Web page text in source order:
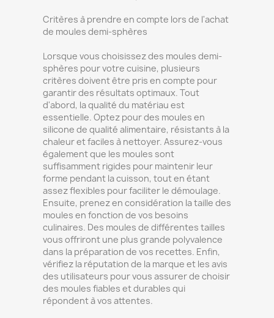
Critères à prendre en compte lors de l'achat
de moules demi-sphères
Lorsque vous choisissez des moules demi-
sphères pour votre cuisine, plusieurs
critères doivent être pris en compte pour
garantir des résultats optimaux. Tout
d'abord, la qualité du matériau est
essentielle. Optez pour des moules en
silicone de qualité alimentaire, résistants à la
chaleur et faciles à nettoyer. Assurez-vous
également que les moules sont
suffisamment rigides pour maintenir leur
forme pendant la cuisson, tout en étant
assez flexibles pour faciliter le démoulage.
Ensuite, prenez en considération la taille des
moules en fonction de vos besoins
culinaires. Des moules de différentes tailles
vous offriront une plus grande polyvalence
dans la préparation de vos recettes. Enfin,
vérifiez la réputation de la marque et les avis
des utilisateurs pour vous assurer de choisir
des moules fiables et durables qui
répondent à vos attentes.